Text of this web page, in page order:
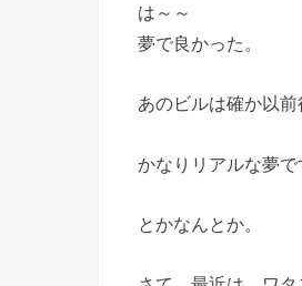
は～～
夢で良かった。
あのビルは確か以前
かなりリアルな夢で
とかなんとか。